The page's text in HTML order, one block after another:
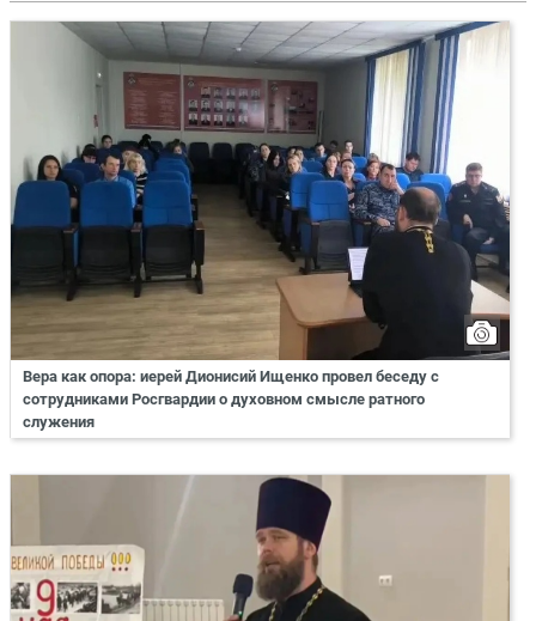
Вера как опора: иерей Дионисий Ищенко провел беседу с
сотрудниками Росгвардии о духовном смысле ратного
служения